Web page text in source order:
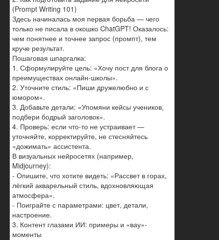
(Prompt Writing 101)
Здесь начиналась моя первая борьба — чего
только не писала в окошко ChatGPT! Оказалось:
чем понятнее и точнее запрос (промпт), тем
круче результат.
Пошаговая шпаргалка:
1. Сформулируйте цель: «Хочу пост для блога о
преимуществах онлайн-школы».
2. Уточните стиль: «Пиши дружелюбно и с
юмором».
3. Добавьте детали: «Упомяни кейсы учеников,
подбери бодрый заголовок».
4. Проверь: если что-то не устраивает —
уточняйте, корректируйте, не стесняйтесь
«дожимать» ассистента.
В визуальных нейросетях (например,
Midjourney):
- Опишите, что хотите видеть: «Рассвет в горах,
лёгкий акварельный стиль, вдохновляющая
атмосфера».
- Поиграйте с параметрами: цвет, детали,
настроение.
3. Контент глазами ИИ: примеры и «вау»-
моменты